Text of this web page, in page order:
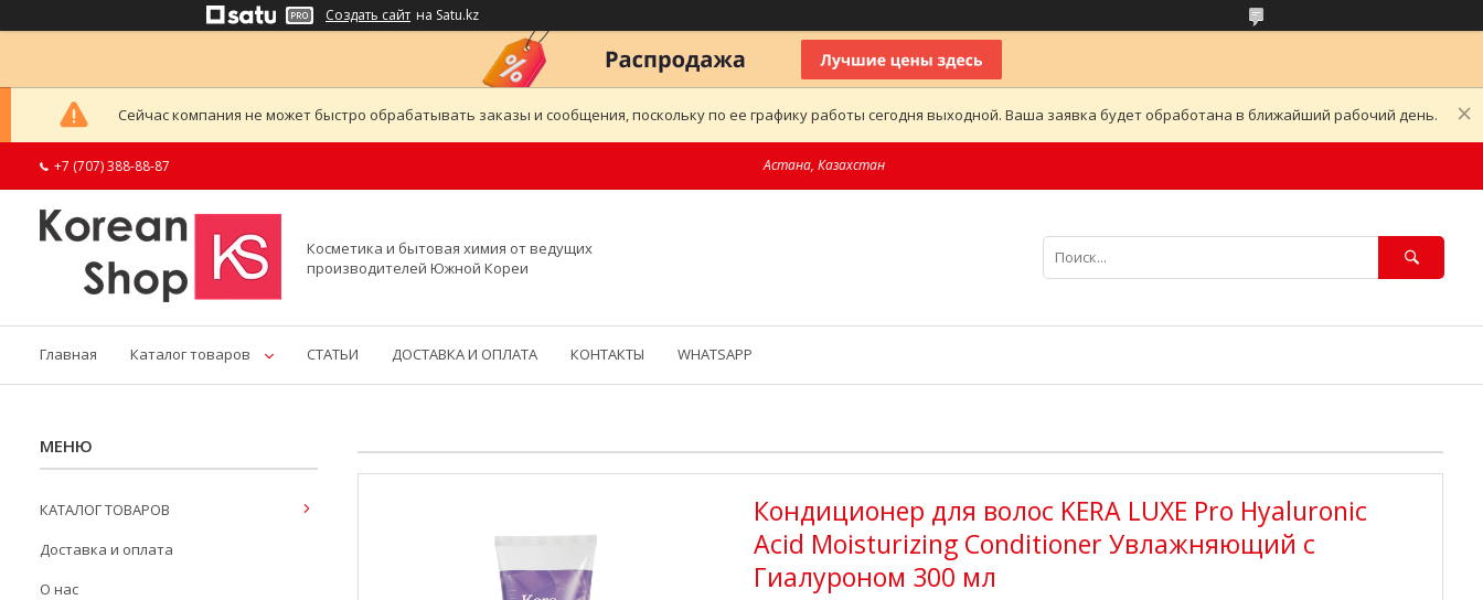
Создать сайт на Satu.kz
Сейчас компания не может быстро обрабатывать заказы и сообщения, поскольку по ее графику работы сегодня выходной. Ваша заявка будет обработана в ближайший рабочий день.
+7 (707) 388-88-87 Астана, Казахстан
Косметика и бытовая химия от ведущих
производителей Южной Кореи
Главная Каталог товаров СТАТЬИ ДОСТАВКА И ОПЛАТА КОНТАКТЫ WHATSAPP
Кондиционер для волос KERA LUXE Pro Hyaluronic
Acid Moisturizing Conditioner Увлажняющий с
Гиалуроном 300 мл
КАТАЛОГ ТОВАРОВ
Доставка и оплата
О нас